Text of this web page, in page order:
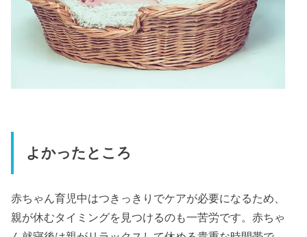
よかったところ
赤ちゃん育児中はつきっきりでケアが必要になるため、
親が休むタイミングを見つけるのも一苦労です。赤ちゃ